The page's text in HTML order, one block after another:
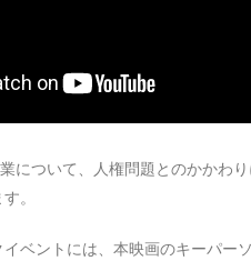
について、人権問題とのかかわ
。
ベントには、本映画のキーパー